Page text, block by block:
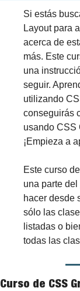
Si estás
Layout para
acerca de
más. Este
una
seguir.
utilizando
conseguirás
usando CSS
¡Empieza a
Este curso
una parte del
hacer desde
sólo las
listadas o
todas las
Curso de CSS